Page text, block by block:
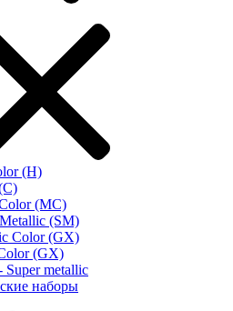
(H)
(MC)
(SM)
Color (GX)
(GX)
Super metallic
наборы